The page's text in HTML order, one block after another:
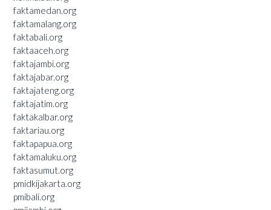
faktamedan.org
faktamalang.org
faktabali.org
faktaaceh.org
faktajambi.org
faktajabar.org
faktajateng.org
faktajatim.org
faktakalbar.org
faktariau.org
faktapapua.org
faktamaluku.org
faktasumut.org
pmidkijakarta.org
pmibali.org